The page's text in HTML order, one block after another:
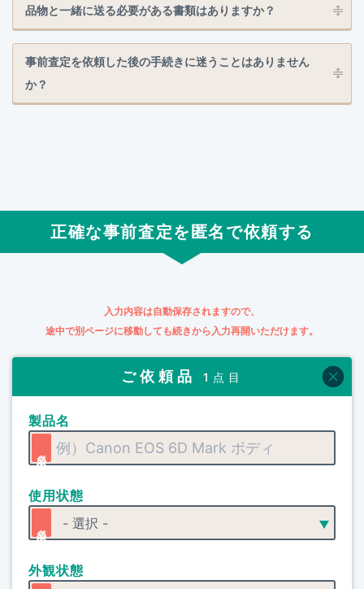
品物と一緒に送る必要がある書類はありますか？
事前査定を依頼した後の手続きに迷うことはありません
か？
正確な事前査定を匿名で依頼する
入力内容は自動保存されますので、
途中で別ページに移動しても続きから入力再開いただけます。
ご依頼品 1点目
製品名
使用状態
外観状態